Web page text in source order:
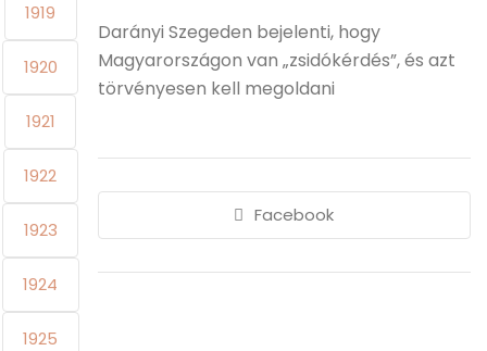
1919
1920
1921
1922
1923
1924
1925
Darányi Szegeden bejelenti, hogy
Magyarországon van „zsidókérdés”, és azt
törvényesen kell megoldani
Facebook